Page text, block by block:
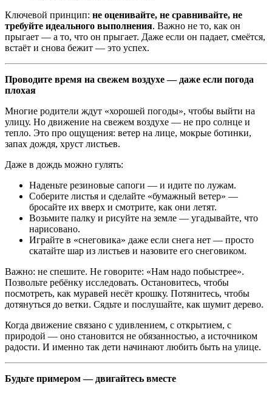
Ключевой принцип: не оценивайте, не сравнивайте, не
требуйте идеального выполнения. Важно не то, как он
прыгает — а то, что он прыгает. Даже если он падает, смеётся,
встаёт и снова бежит — это успех.
Проводите время на свежем воздухе — даже если погода
плохая
Многие родители ждут «хорошей погоды», чтобы выйти на
улицу. Но движение на свежем воздухе — не про солнце и
тепло. Это про ощущения: ветер на лице, мокрые ботинки,
запах дождя, хруст листьев.
Даже в дождь можно гулять:
Наденьте резиновые сапоги — и идите по лужам.
Соберите листья и сделайте «бумажный ветер» —
бросайте их вверх и смотрите, как они летят.
Возьмите палку и рисуйте на земле — угадывайте, что
нарисовано.
Играйте в «снеговика» даже если снега нет — просто
скатайте шар из листьев и назовите его снеговиком.
Важно: не спешите. Не говорите: «Нам надо побыстрее».
Позвольте ребёнку исследовать. Остановитесь, чтобы
посмотреть, как муравей несёт крошку. Потянитесь, чтобы
дотянуться до ветки. Сядьте и послушайте, как шумит дерево.
Когда движение связано с удивлением, с открытием, с
природой — оно становится не обязанностью, а источником
радости. И именно так дети начинают любить быть на улице.
Будьте примером — двигайтесь вместе